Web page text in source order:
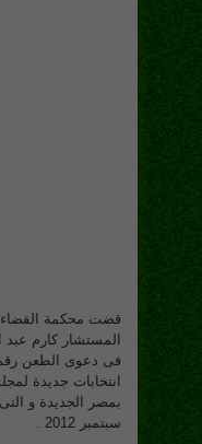
قضت محكمة القضاء
المستشار كارم
انتخابات جديدة
سبتمبر 2012 .